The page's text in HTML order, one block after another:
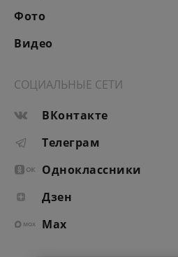
Фото
Видео
СОЦИАЛЬНЫЕ СЕТИ
ВКонтакте
Телеграм
Одноклассники
Дзен
Max